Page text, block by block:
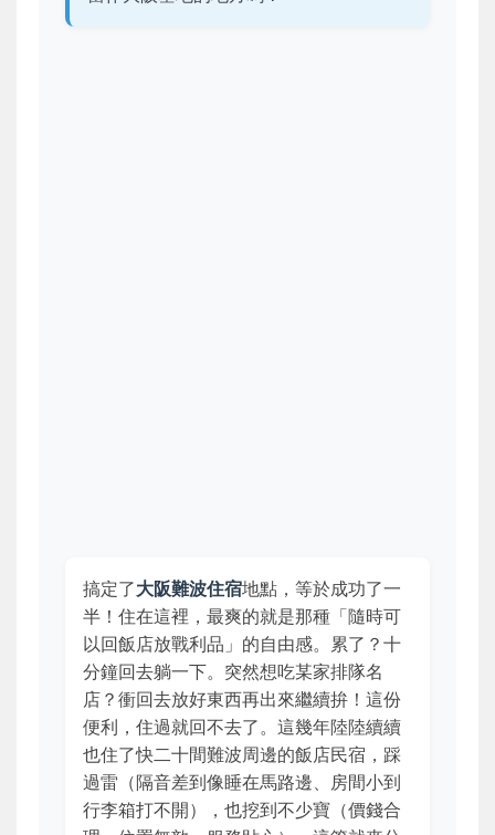
搞定了大阪難波住宿地點，等於成功了一
半！住在這裡，最爽的就是那種「隨時可
以回飯店放戰利品」的自由感。累了？十
分鐘回去躺一下。突然想吃某家排隊名
店？衝回去放好東西再出來繼續拚！這份
便利，住過就回不去了。這幾年陸陸續續
也住了快二十間難波周邊的飯店民宿，踩
過雷（隔音差到像睡在馬路邊、房間小到
行李箱打不開），也挖到不少寶（價錢合